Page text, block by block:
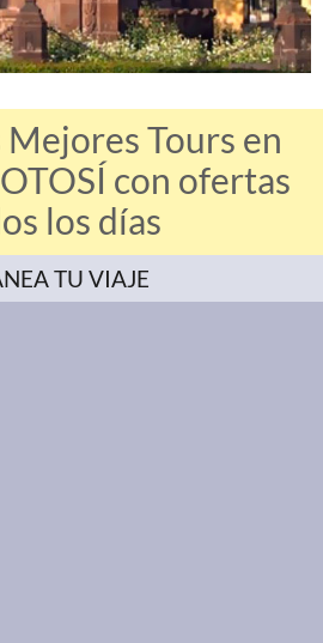
Tours en
con ofertas
los días
TU VIAJE